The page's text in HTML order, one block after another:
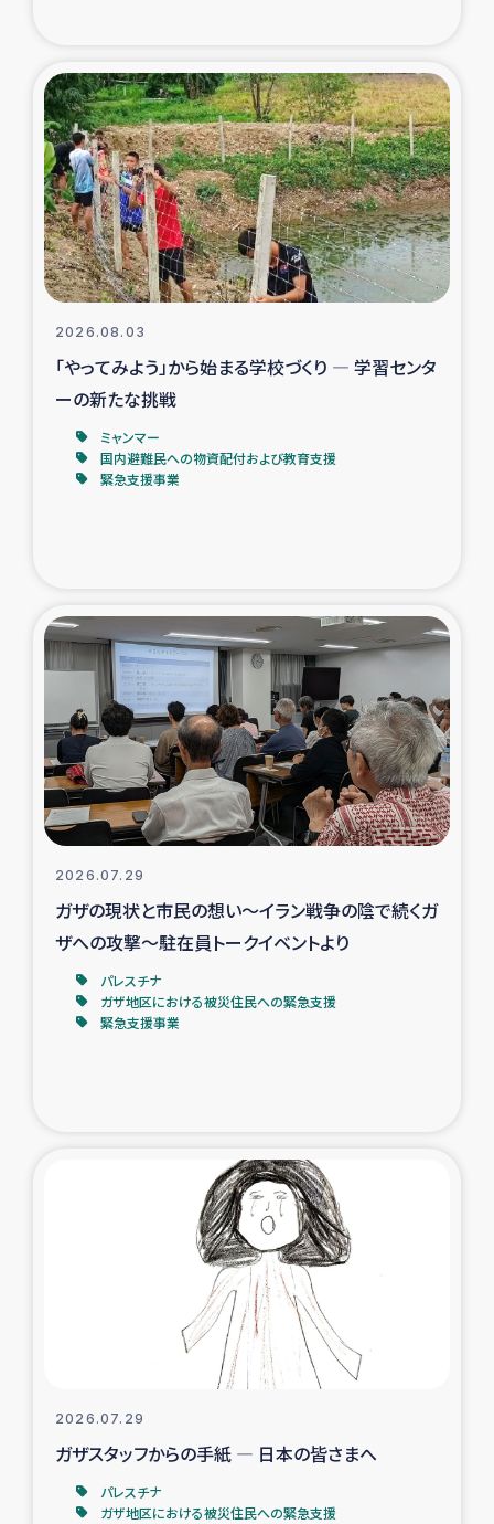
漁民によるマングローブ植林活動
レバノンでのシリア難民への食糧・越冬支援
レバノンにおける緊急支援
レバノンでのシリア難民への教育支援事業
レバノンでのシリア難民・レバノン人への農業支援
海外ルーツの市民との共生
神原ゼミxパルシック
仮設住宅生活支援・農業復興支援
漁業復興支援
インターン・ボランティア日誌
経済自立支援事業
ガザ空爆被災者への食料支援と農家生産支援
ガザ地区における羊の畜産支援
ガザ地区酪農を通した女性グループの生計支援
ふりかけ普及と食生活改善による栄養改善事業
フェアトレード事業
緊急支援事業
女性の生計向上を通じた子どもの栄養改善事業
民際教育
食べる
2026.08.03
「やってみよう」から始まる学校づくり ― 学習センタ
ーの新たな挑戦
ミャンマー
国内避難民への物資配付および教育支援
緊急支援事業
2026.07.29
ガザの現状と市民の想い～イラン戦争の陰で続くガ
ザへの攻撃～駐在員トークイベントより
パレスチナ
ガザ地区における被災住民への緊急支援
緊急支援事業
2026.07.29
ガザスタッフからの手紙 ― 日本の皆さまへ
パレスチナ
ガザ地区における被災住民への緊急支援